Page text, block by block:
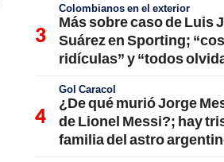
Colombianos en el exterior
Más sobre caso de Luis
Suárez en Sporting;
ridículas” y “todos
Gol Caracol
¿De qué murió Jorge
de Lionel Messi?; hay
familia del astro